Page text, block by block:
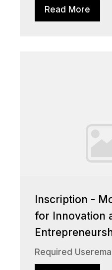
Read More
Inscription -
for Innovation
Required